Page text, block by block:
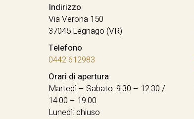
Indirizzo
Via Verona 150
37045 Legnago (VR)
Telefono
0442 612983
Orari di apertura
Martedì – Sabato: 9:30 – 12:30 /
14:00 – 19:00
Lunedì: chiuso